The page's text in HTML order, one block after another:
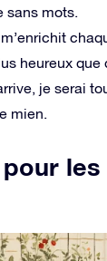
sans mots.
heureux que
je serai
mien.
les